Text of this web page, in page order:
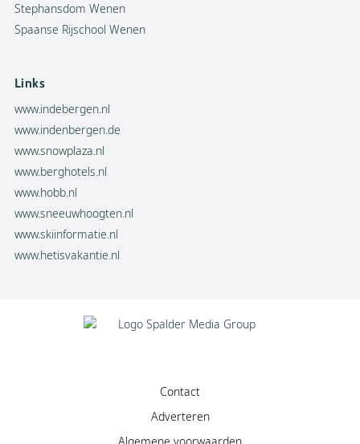
Stephansdom Wenen
Spaanse Rijschool Wenen
Links
www.indebergen.nl
www.indenbergen.de
www.snowplaza.nl
www.berghotels.nl
www.hobb.nl
www.sneeuwhoogten.nl
www.skiinformatie.nl
www.hetisvakantie.nl
Contact
Adverteren